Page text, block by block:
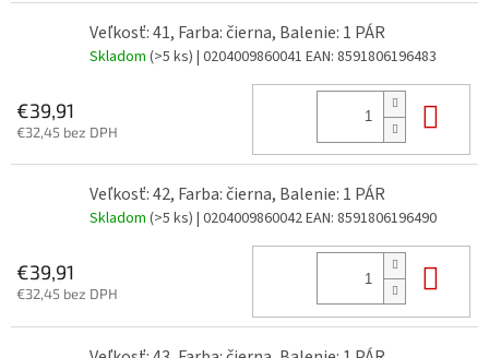
Veľkosť: 41, Farba: čierna, Balenie: 1 PÁR
Skladom (>5 ks) | 0204009860041 EAN: 8591806196483
€39,91
€32,45 bez DPH
Veľkosť: 42, Farba: čierna, Balenie: 1 PÁR
Skladom (>5 ks) | 0204009860042EAN: 8591806196490
€39,91
€32,45 bez DPH